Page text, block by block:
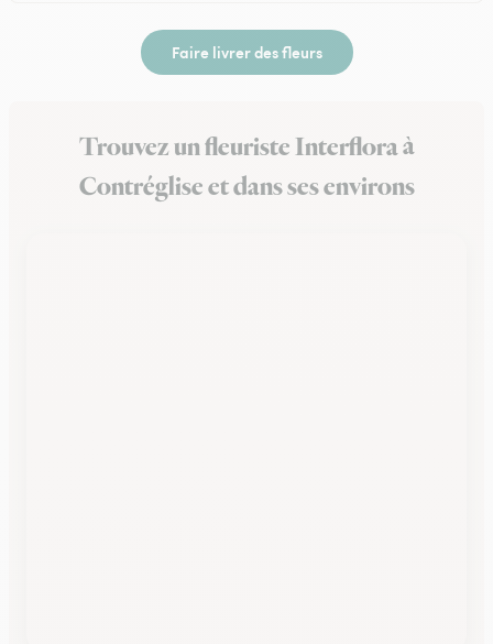
Faire livrer des fleurs
Trouvez un fleuriste Interflora à
Contréglise et dans ses environs